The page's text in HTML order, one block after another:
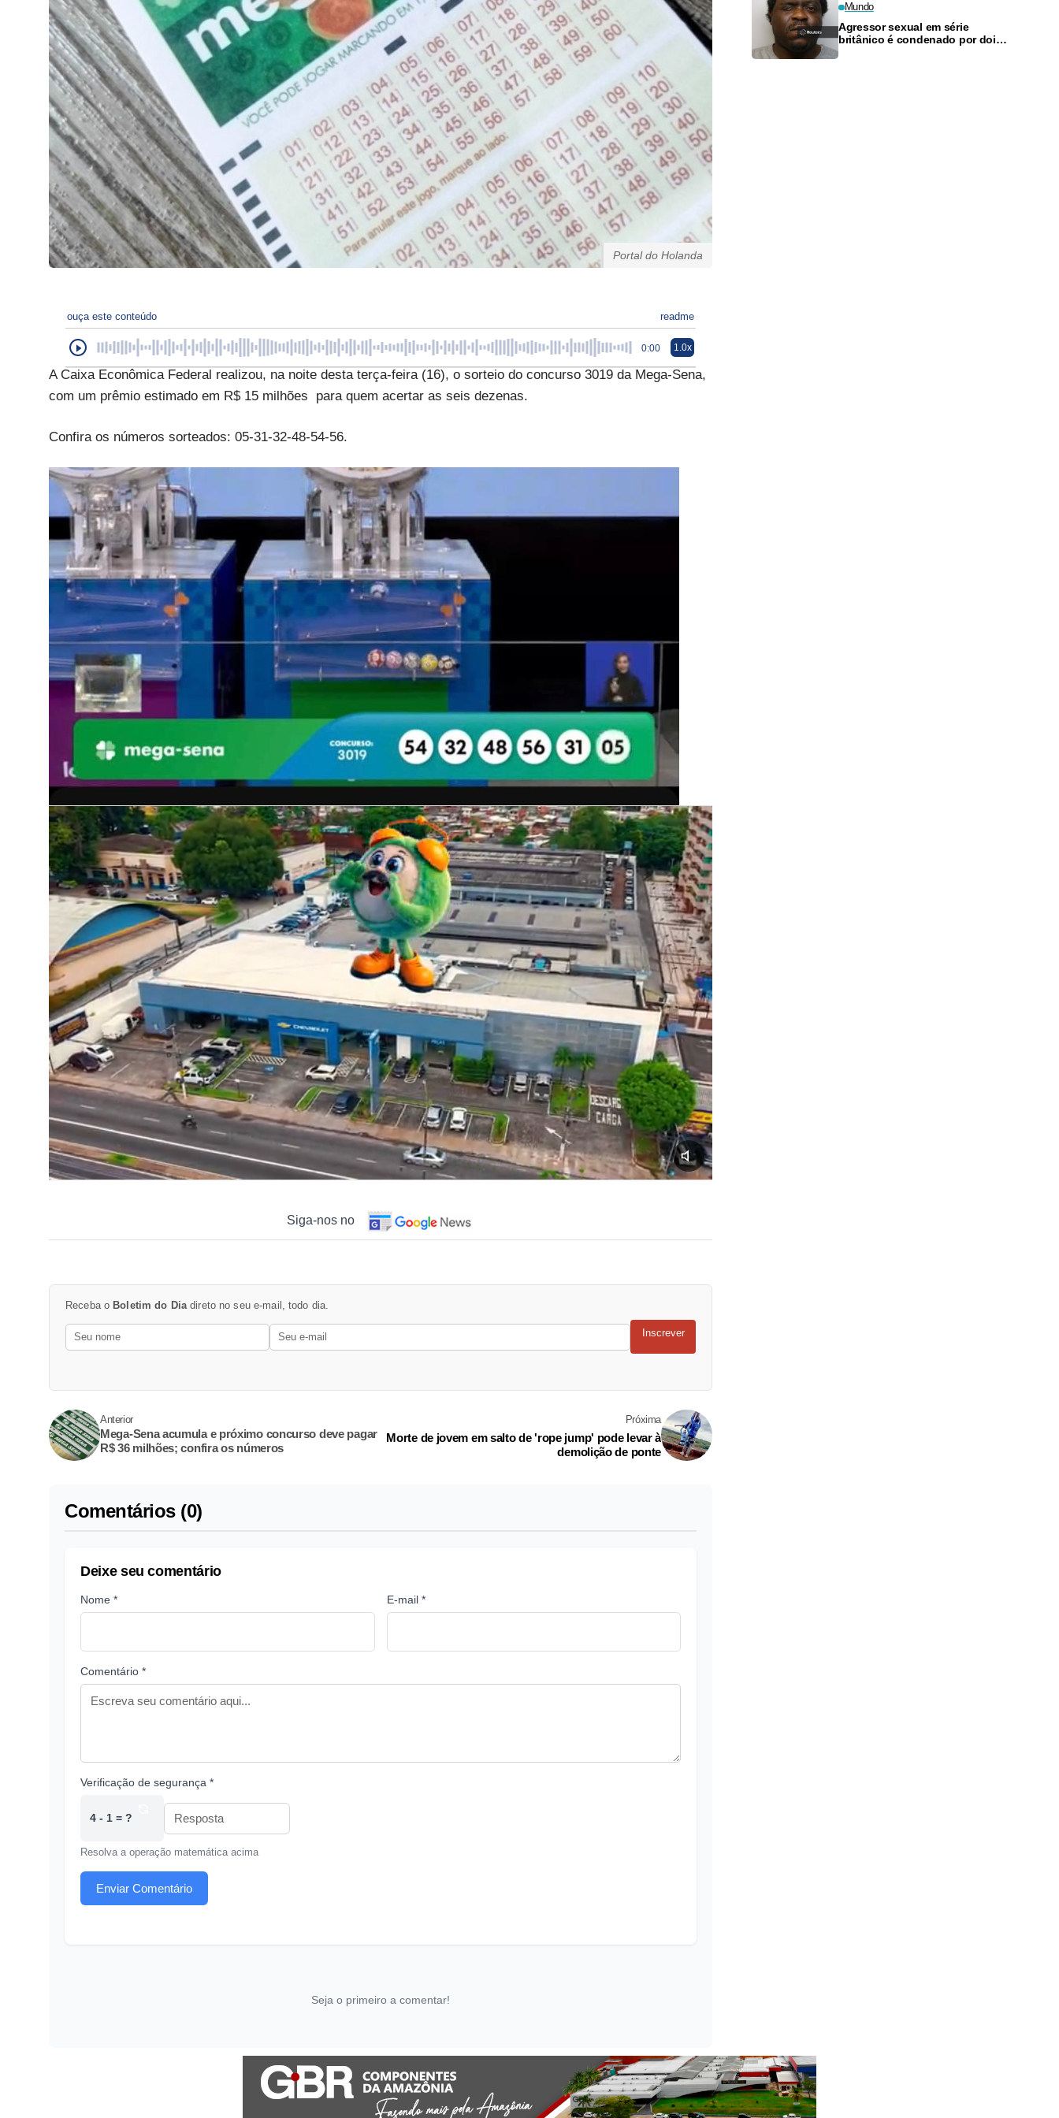
Portal do Holanda
ouça este conteúdo readme
0:00 1.0x
A Caixa Econômica Federal realizou, na noite desta terça-feira (16), o sorteio do concurso 3019 da Mega-Sena,
com um prêmio estimado em R$ 15 milhões para quem acertar as seis dezenas.
Confira os números sorteados: 05-31-32-48-54-56.
Siga-nos no
Receba o Boletim do Dia direto no seu e-mail, todo dia.
Inscrever
Anterior
Mega-Sena acumula e próximo concurso deve pagar
R$ 36 milhões; confira os números
Próxima
Morte de jovem em salto de 'rope jump' pode levar à
demolição de ponte
Comentários (0)
Deixe seu comentário
Nome * E-mail *
Comentário *
Verificação de segurança *
4 - 1 = ?
Resolva a operação matemática acima
Enviar Comentário
Seja o primeiro a comentar!
Mundo
Agressor sexual em série
britânico é condenado por dois